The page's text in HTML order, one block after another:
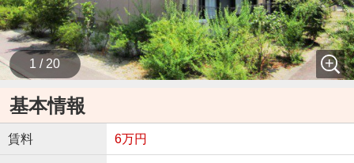
1 / 20
基本情報
賃料 6万円